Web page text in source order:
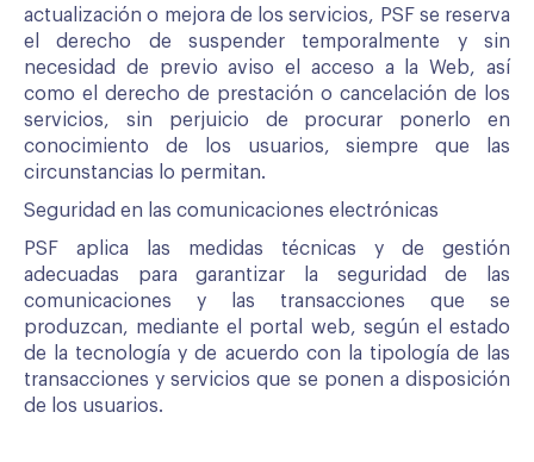
actualización o mejora de los servicios, PSF se reserva
el derecho de suspender temporalmente y sin
necesidad de previo aviso el acceso a la Web, así
como el derecho de prestación o cancelación de los
servicios, sin perjuicio de procurar ponerlo en
conocimiento de los usuarios, siempre que las
circunstancias lo permitan.
Seguridad en las comunicaciones electrónicas
PSF aplica las medidas técnicas y de gestión
adecuadas para garantizar la seguridad de las
comunicaciones y las transacciones que se
produzcan, mediante el portal web, según el estado
de la tecnología y de acuerdo con la tipología de las
transacciones y servicios que se ponen a disposición
de los usuarios.